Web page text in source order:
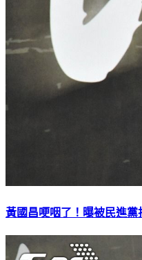
黃國昌哽咽了！曝被民進